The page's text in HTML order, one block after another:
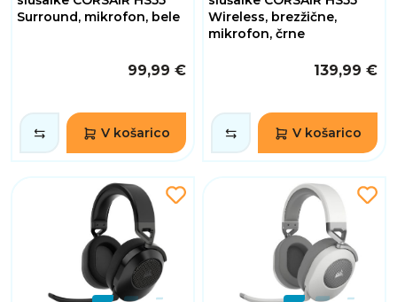
Surround, mikrofon, bele
99,99 €
V košarico
Wireless, brezžične,
mikrofon, črne
139,99 €
V košarico